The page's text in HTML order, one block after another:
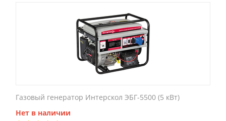
Газовый генератор Интерскол ЭБГ-5500 (5 кВт)
Нет в наличии